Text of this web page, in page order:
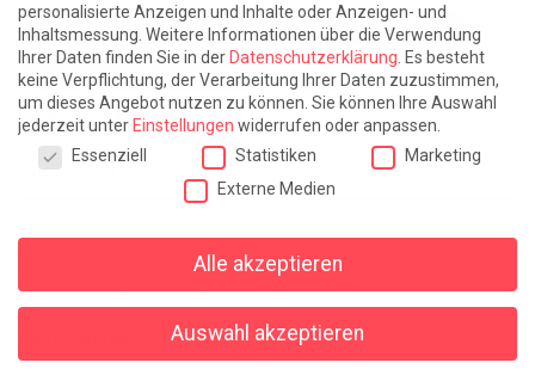
Leben lernen / Ein Versuch Trinken. Träumen. Trösten.
Triple-Edinburgher mit Ketchup WACHS!
Winterreise (mit Sommern)
Alles sonst
Denkabfall Gereimtes und Ungereimtes Geschichte
personalisierte Anzeigen und Inhalte oder Anzeigen- und
Inhaltsmessung. Weitere Informationen über die Verwendung
Ihrer Daten finden Sie in der Datenschutzerklärung Es besteht
keine Verpflichtung, der Verarbeitung Ihrer Daten zuzustimmen,
um dieses Angebot nutzen zu können. Sie können Ihre Auswahl
jederzeit unter Einstellungen widerrufen oder anpassen.
Datenschutzeinstellungen
Essenziell Statistiken
Marketing
Externe Medien
Alle akzeptieren
Auswahl akzeptieren